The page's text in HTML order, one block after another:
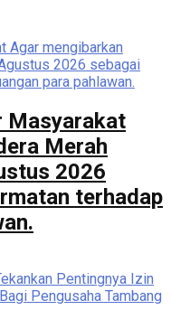
Masyarakat
Merah
2026
terhadap